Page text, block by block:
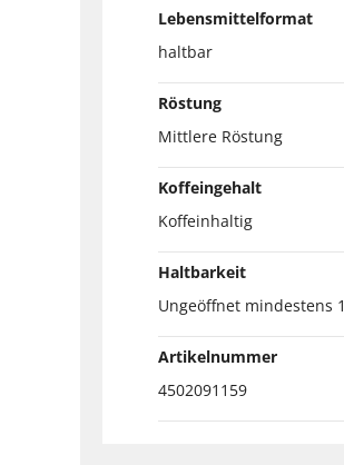
Lebensmittelformat
haltbar
Röstung
Mittlere Röstung
Koffeingehalt
Koffeinhaltig
Haltbarkeit
Ungeöffnet mindestens
Artikelnummer
4502091159